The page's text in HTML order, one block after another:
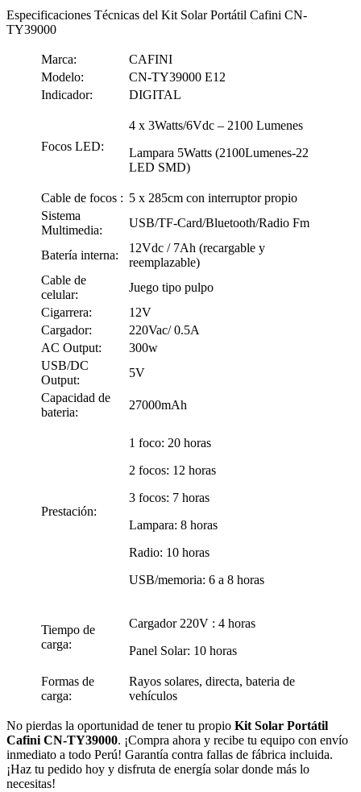
Especificaciones Técnicas del Kit Solar Portátil Cafini CN-
TY39000
Marca:
CAFINI
Modelo:
CN-TY39000 E12
Indicador:
DIGITAL
Focos LED:
4 x 3Watts/6Vdc – 2100 Lumenes
Lampara 5Watts (2100Lumenes-22
LED SMD)
Cable de focos : 5 x 285cm con interruptor propio
Sistema
Multimedia:
USB/TF-Card/Bluetooth/Radio Fm
Batería interna:
12Vdc / 7Ah (recargable y
reemplazable)
Cable de
celular:
Juego tipo pulpo
Cigarrera:
12V
Cargador:
220Vac/ 0.5A
AC Output:
300w
USB/DC
Output:
5V
Capacidad de
bateria:
27000mAh
Prestación:
1 foco: 20 horas
2 focos: 12 horas
3 focos: 7 horas
Lampara: 8 horas
Radio: 10 horas
USB/memoria: 6 a 8 horas
Tiempo de
carga:
Cargador 220V : 4 horas
Panel Solar: 10 horas
Formas de
carga:
Rayos solares, directa, bateria de
vehículos
No pierdas la oportunidad de tener tu propio Kit Solar Portátil
Cafini CN-TY39000. ¡Compra ahora y recibe tu equipo con envío
inmediato a todo Perú! Garantía contra fallas de fábrica incluida.
¡Haz tu pedido hoy y disfruta de energía solar donde más lo
necesitas!